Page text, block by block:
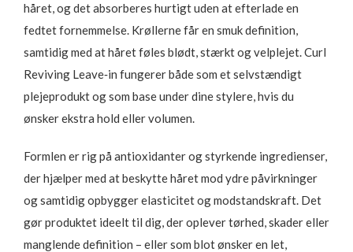
håret, og det absorberes hurtigt uden at efterlade en
fedtet fornemmelse. Krøllerne får en smuk definition,
samtidig med at håret føles blødt, stærkt og velplejet. Curl
Reviving Leave‑in fungerer både som et selvstændigt
plejeprodukt og som base under dine stylere, hvis du
ønsker ekstra hold eller volumen.
Formlen er rig på antioxidanter og styrkende ingredienser,
der hjælper med at beskytte håret mod ydre påvirkninger
og samtidig opbygger elasticitet og modstandskraft. Det
gør produktet ideelt til dig, der oplever tørhed, skader eller
manglende definition – eller som blot ønsker en let,